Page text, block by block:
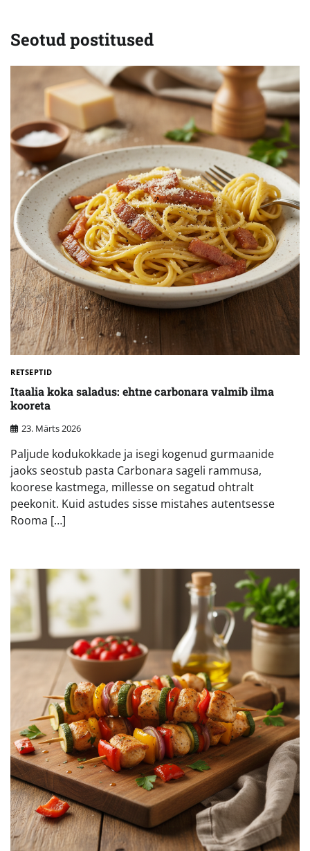
Seotud postitused
RETSEPTID
Itaalia koka saladus: ehtne carbonara valmib ilma
kooreta
23. Märts 2026
Paljude kodukokkade ja isegi kogenud gurmaanide
jaoks seostub pasta Carbonara sageli rammusa,
koorese kastmega, millesse on segatud ohtralt
peekonit. Kuid astudes sisse mistahes autentsesse
Rooma […]